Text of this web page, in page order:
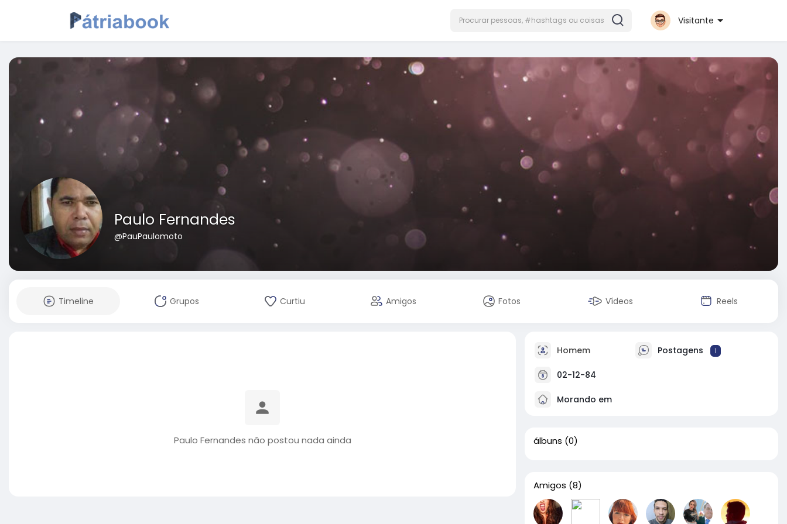
Visitante
Paulo Fernandes
@PauPaulomoto
Timeline Grupos Curtiu Amigos Fotos Vídeos Reels
Paulo Fernandes não postou nada ainda
Homem Postagens 1
02-12-84
Morando em
álbuns (0)
Amigos (8)